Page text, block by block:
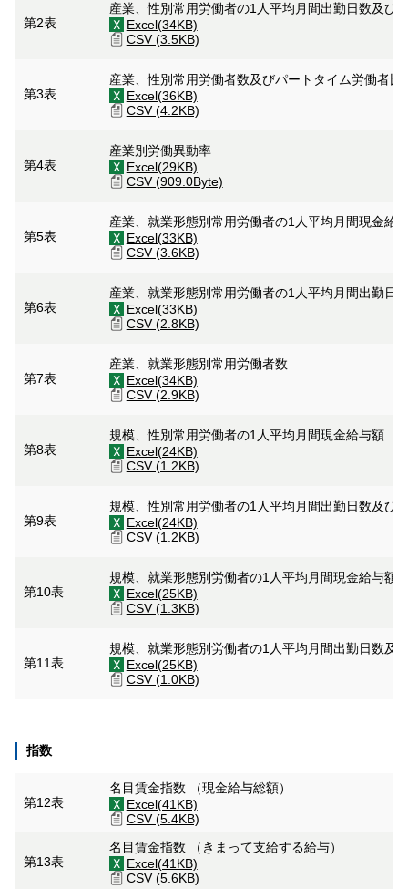
第2表
産業、性別常用労働者の1人平均月間出勤日数及び
Excel(34KB)
CSV (3.5KB)
第3表
産業、性別常用労働者数及びパートタイム労働者
Excel(36KB)
CSV (4.2KB)
第4表
産業別労働異動率
Excel(29KB)
CSV (909.0Byte)
第5表
産業、就業形態別常用労働者の1人平均月間現金給
Excel(33KB)
CSV (3.6KB)
第6表
産業、就業形態別常用労働者の1人平均月間出勤日
Excel(33KB)
CSV (2.8KB)
第7表
産業、就業形態別常用労働者数
Excel(34KB)
CSV (2.9KB)
第8表
規模、性別常用労働者の1人平均月間現金給与額
Excel(24KB)
CSV (1.2KB)
第9表
規模、性別常用労働者の1人平均月間出勤日数及び
Excel(24KB)
CSV (1.2KB)
第10表
規模、就業形態別労働者の1人平均月間現金給与額
Excel(25KB)
CSV (1.3KB)
第11表
規模、就業形態別労働者の1人平均月間出勤日数及
Excel(25KB)
CSV (1.0KB)
指数
第12表
名目賃金指数 （現金給与総額）
Excel(41KB)
CSV (5.4KB)
第13表
名目賃金指数 （きまって支給する給与）
Excel(41KB)
CSV (5.6KB)